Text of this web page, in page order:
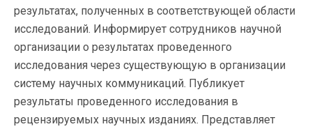
результатах, полученных в соответствующей области
исследований. Информирует сотрудников научной
организации о результатах проведенного
исследования через существующую в организации
систему научных коммуникаций. Публикует
результаты проведенного исследования в
рецензируемых научных изданиях. Представляет